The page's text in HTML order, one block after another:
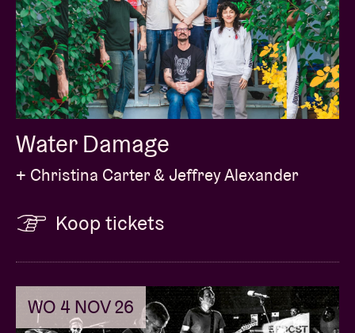
Water Damage
+ Christina Carter & Jeffrey Alexander
Koop tickets
WO 4 NOV 26